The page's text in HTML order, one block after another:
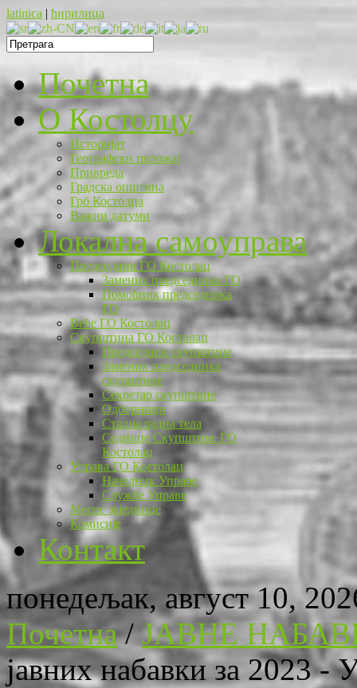
latinica | ћирилица
Почетна
O Костолцу
Историјат
Географски положај
Привреда
Градска општина
Грб Костолца
Важни датуми
Локална самоуправа
Председник ГО Костолац
Заменик председника ГО
Помоћник председника
ГО
Веће ГО Костолац
Скупштина ГО Костолац
Председник скупштине
Заменик председника
скупштине
Секретар скупштине
Одборници
Стална радна тела
Седнице Скупштине ГО
Костолац
Управа ГО Костолац
Начелник Управе
Службе Управе
Месне заједнице
Комисије
Контакт
понедељак, август 10,
Почетна/ЈАВНЕ
јавних набавки за 2023 -